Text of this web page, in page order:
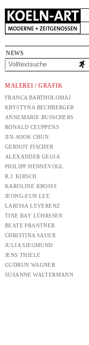
NEWS
MALEREI / GRAFIK
FRANCA BARTHOLOMÄI
KRYSTYNA BECHBERGER
ANNEMARIE BUSSCHERS
RONALD CEUPPENS
JIN-SOOK CHUN
GERNOT FISCHER
ALEXANDER GEGIA
PHILIPP HENNEVOGL
R.J. KIRSCH
KAROLINE KROISS
JEONG-EUN LEE
LARISSA LEVERENZ
TINE BAY LÜHRSSEN
BEATE PRANTNER
CHRISTINA SAUER
JULIA SIEGMUND
JENS THIELE
GUDRUN WAGNER
SUSANNE WALTERMANN